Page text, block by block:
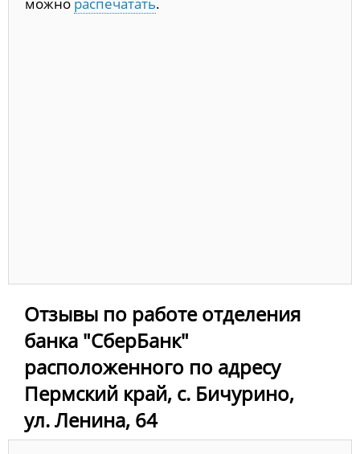
можно распечатать.
Отзывы по работе отделения
банка "СберБанк"
расположенного по адресу
Пермский край, с. Бичурино,
ул. Ленина, 64